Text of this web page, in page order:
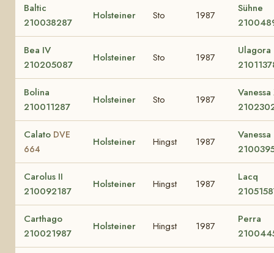
Baltic
210038287
Holsteiner Sto 1987
Sühne
Bea IV
210205087
Holsteiner Sto 1987
Ulagora
Bolina
210011287
Holsteiner Sto 1987
Vanessa
Calato DVE
664
Holsteiner Hingst 1987
Vanessa
Carolus II
210092187
Holsteiner Hingst 1987
Lacq
Carthago
210021987
Holsteiner Hingst 1987
Perra